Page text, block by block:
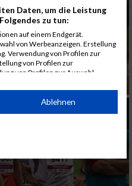
Daten, um die Leistung
zu tun:
auf einem Endgerät.
von Werbeanzeigen. Erstellung
Verwendung von Profilen zur
von Profilen zur
von Profilen zur Auswahl
durch Statistiken oder
Quellen. Entwicklung und
Union weitergegeben und in die
Ablehnen